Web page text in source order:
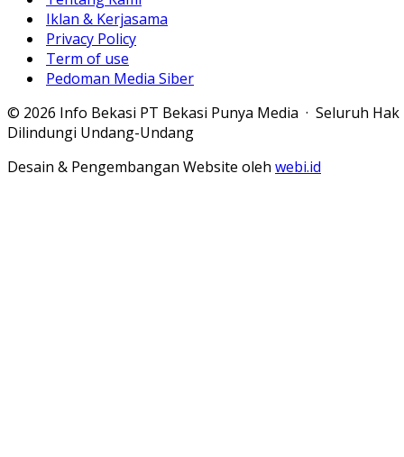
Iklan & Kerjasama
Privacy Policy
Term of use
Pedoman Media Siber
© 2026 Info Bekasi PT Bekasi Punya Media · Seluruh Hak
Dilindungi Undang-Undang
Desain & Pengembangan Website oleh webi.id